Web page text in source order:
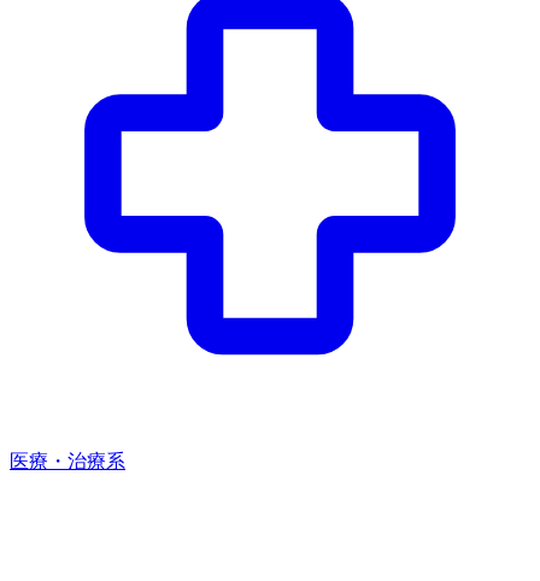
医療・治療系